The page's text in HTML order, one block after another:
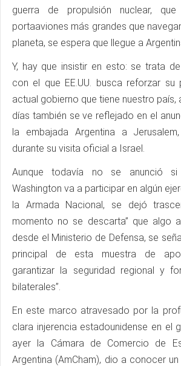
guerra de propulsión nuclear,
portaaviones más grandes que
planeta, se espera que llegue a
Y, hay que insistir en esto: se trata
con el que EE.UU. busca reforzar
actual gobierno que tiene nuestro país,
días también se ve reflejado en el
la embajada Argentina a
durante su visita oficial a Israel.
Aunque todavía no se anunció
Washington va a participar en algún
la Armada Nacional, se dejó
momento no se descarta” que algo
desde el Ministerio de Defensa, se
principal de esta muestra de
garantizar la seguridad regional y
bilaterales”.
En este marco atravesado por la
clara injerencia estadounidense en el
ayer la Cámara de Comercio de
Argentina (AmCham), dio a conocer